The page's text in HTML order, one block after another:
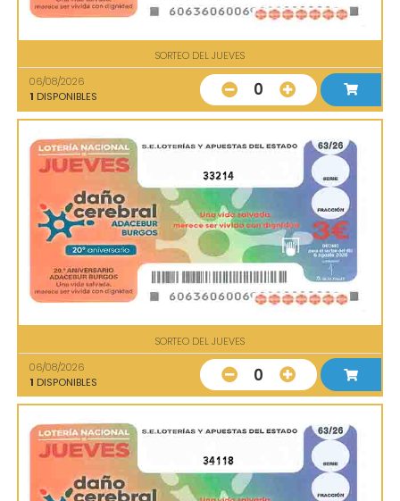
SORTEO DEL JUEVES
06/08/2026
1 DISPONIBLES 0
33214
SORTEO DEL JUEVES
06/08/2026
1 DISPONIBLES 0
34118